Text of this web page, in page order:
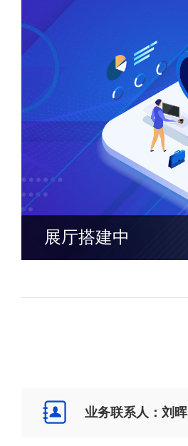
展厅搭建中
业务联系人：刘晖